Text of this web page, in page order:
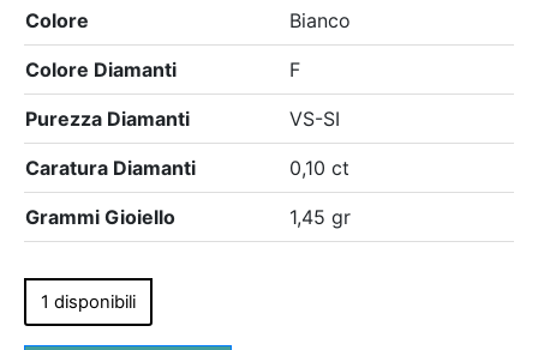
Colore Bianco
Colore Diamanti F
Purezza Diamanti VS-SI
Caratura Diamanti 0,10 ct
Grammi Gioiello 1,45 gr
1 disponibili